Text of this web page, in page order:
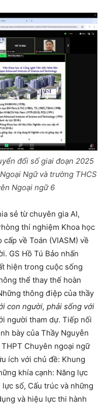
đổi số giai đoạn 2025
Ngữ và trường THCS
Ngoại ngữ 6
sẻ từ chuyên gia AI,
thí nghiệm Khoa học
về Toán (VIASM) về
GS Hồ Tú Bảo nhấn
hiện trong cuộc sống
thể thay thế hoàn
thông điệp của thầy
con người, phải sống với
người tham dự. Tiếp nối
bày của Thầy Nguyễn
Chuyên ngoại ngữ
ích với chủ đề: Khung
khía cạnh: Năng lực
số, Cấu trúc và những
và hiệu lực thi hành